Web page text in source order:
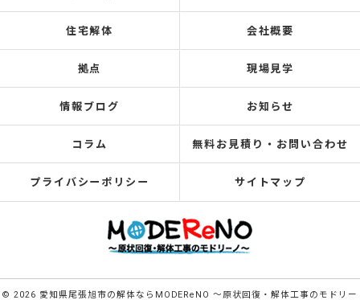
住宅解体 会社概要
拠点 現場見学
情報ブログ お知らせ
コラム 無料お見積り・お問い合わせ
プライバシーポリシー サイトマップ
© 2026 愛知県尾張旭市の解体ならMODEReNO ～原状回復・解体工事のモドリー